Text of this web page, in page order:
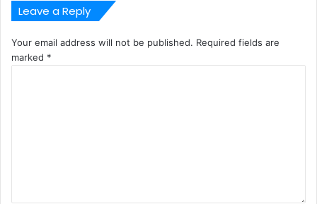
Leave a Reply
Your email address will not be published. Required fields are
marked *